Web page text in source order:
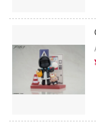
ク★ロックシューター
ムアームズ